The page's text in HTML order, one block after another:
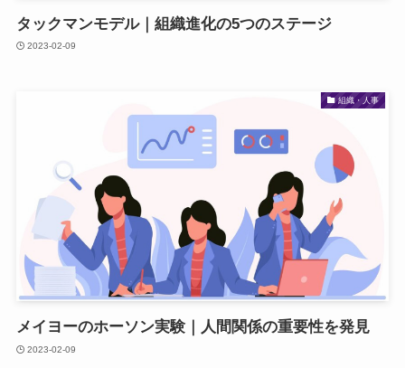
タックマンモデル｜組織進化の5つのステージ
2023-02-09
組織・人事
メイヨーのホーソン実験｜人間関係の重要性を発見
2023-02-09